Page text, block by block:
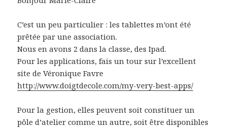
C’est un peu particulier : les tablettes m’ont été
prêtée par une association.
Nous en avons 2 dans la classe, des Ipad.
Pour les applications, fais un tour sur l’excellent
site de Véronique Favre
http://www.doigtdecole.com/my-very-best-apps/
Pour la gestion, elles peuvent soit constituer un
pôle d’atelier comme un autre, soit être disponibles